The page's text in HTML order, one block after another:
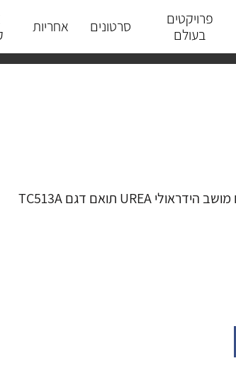
פרויקטים
בעולם
סרטונים אחריות